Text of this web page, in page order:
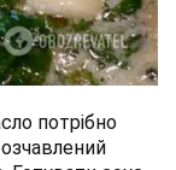
потрібно